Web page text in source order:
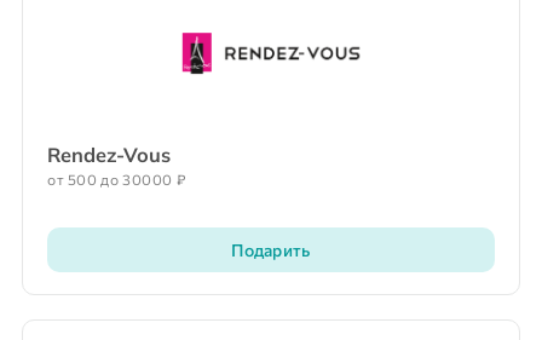
Rendez-Vous
от 500 до 30000 ₽
Подарить